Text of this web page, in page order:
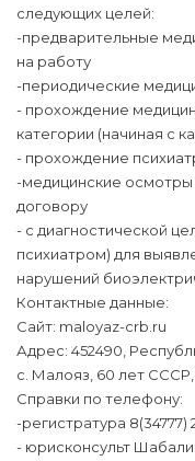
следующих целей:
-предварительные
на работу
-периодические
- прохождение
категории (начиная с
- прохождение
-медицинские осмотры
договору
- с диагностической
психиатром) для
нарушений
Контактные данные:
Сайт: maloyaz-crb.ru
Адрес: 452490,
с. Малояз, 60 лет
Справки по телефону:
-регистратура 8(34777)
- юрисконсульт